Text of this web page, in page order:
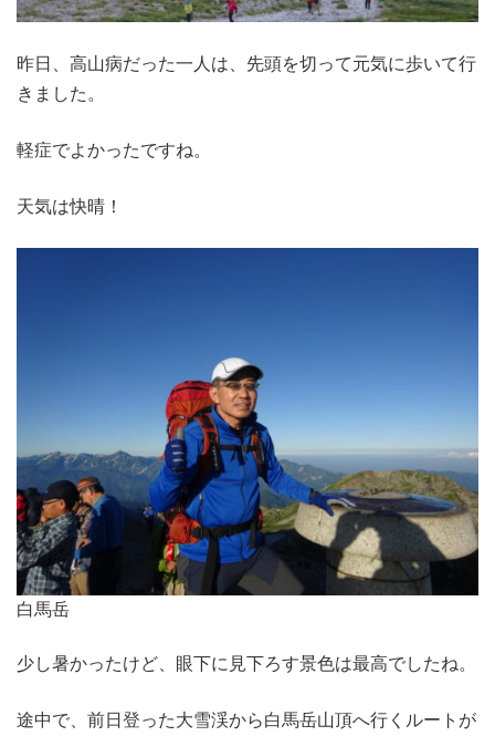
昨日、高山病だった一人は、先頭を切って元気に歩いて行
きました。
軽症でよかったですね。
天気は快晴！
白馬岳
少し暑かったけど、眼下に見下ろす景色は最高でしたね。
途中で、前日登った大雪渓から白馬岳山頂へ行くルートが